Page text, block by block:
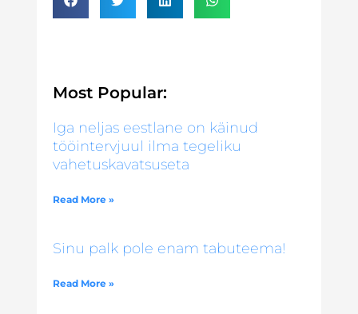
Most Popular:
Iga neljas eestlane on käinud
tööintervjuul ilma tegeliku
vahetuskavatsuseta
Read More »
Sinu palk pole enam tabuteema!
Read More »